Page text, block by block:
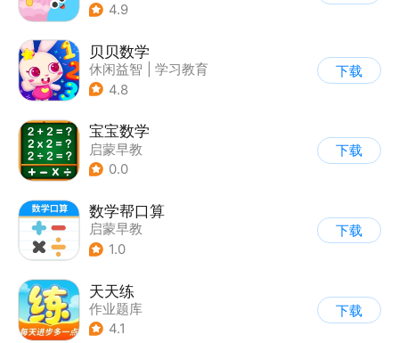
4.9
贝贝数学
休闲益智
学习教育
| 儿童游戏
4.8
下载
宝宝数学
启蒙早教
0.0
下载
数学帮口算
启蒙早教
1.0
下载
天天练
作业题库
4.1
下载